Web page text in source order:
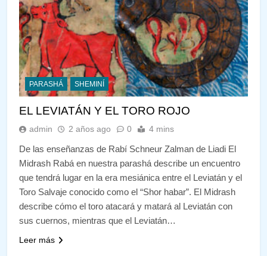
PARASHÁ SHEMINÍ
EL LEVIATÁN Y EL TORO ROJO
admin 2 años ago 0 4 mins
De las enseñanzas de Rabí Schneur Zalman de Liadi El
Midrash Rabá en nuestra parashá describe un encuentro
que tendrá lugar en la era mesiánica entre el Leviatán y el
Toro Salvaje conocido como el “Shor habar”. El Midrash
describe cómo el toro atacará y matará al Leviatán con
sus cuernos, mientras que el Leviatán…
Leer más